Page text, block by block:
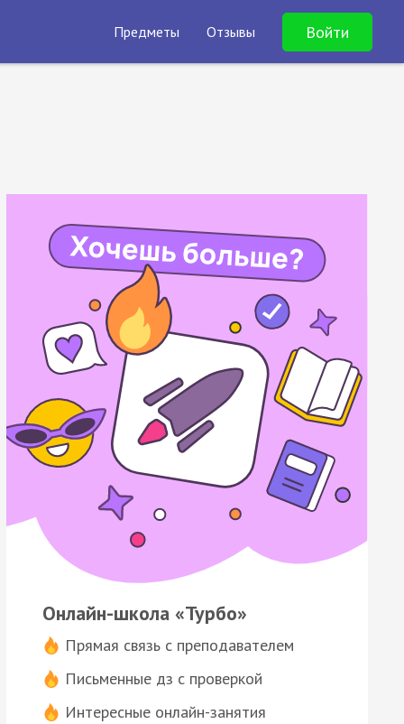
Предметы Отзывы Войти
Онлайн-школа «Турбо»
Прямая связь с преподавателем
Письменные дз с проверкой
Интересные онлайн-занятия